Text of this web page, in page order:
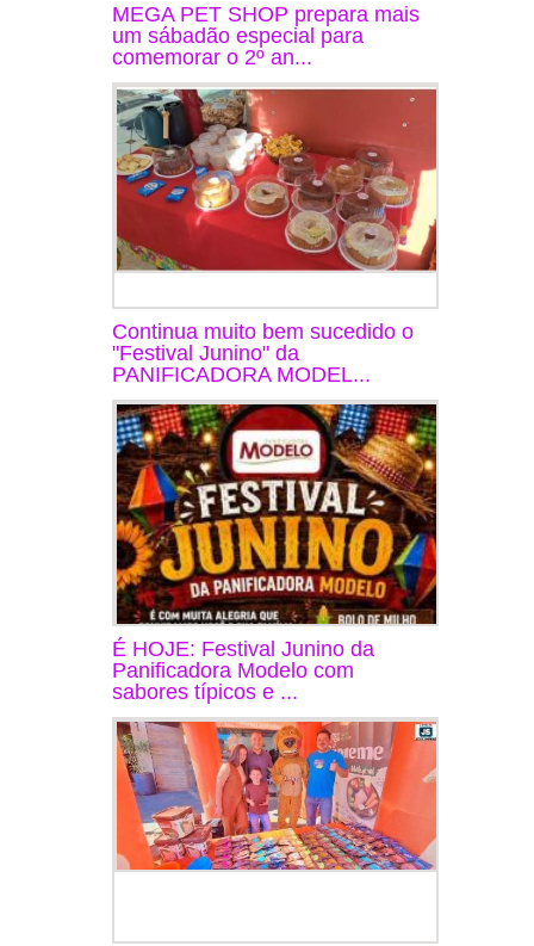
MEGA PET SHOP prepara mais
um sábadão especial para
comemorar o 2º an...
Continua muito bem sucedido o
"Festival Junino" da
PANIFICADORA MODEL...
É HOJE: Festival Junino da
Panificadora Modelo com
sabores típicos e ...